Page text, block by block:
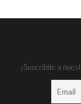
¡Suscribite a